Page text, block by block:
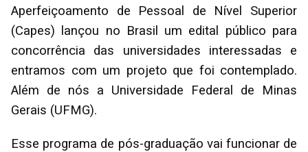
Aperfeiçoamento de Pessoal de Nível Superior
(Capes) lançou no Brasil um edital público para
concorrência das universidades interessadas e
entramos com um projeto que foi contemplado.
Além de nós a Universidade Federal de Minas
Gerais (UFMG).
Esse programa de pós-graduação vai funcionar de